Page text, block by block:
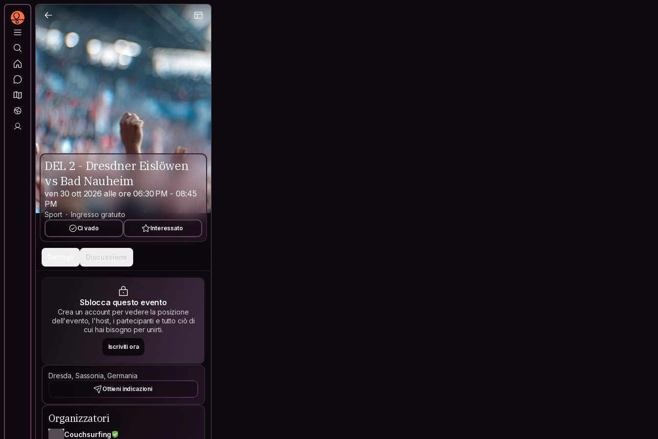
DEL 2 - Dresdner Eislöwen
vs Bad Nauheim
ven 30 ott 2026 alle ore 06:30 PM - 08:45
PM
Sport Ingresso gratuito
Ci vado Interessato
Discussione
Sblocca questo evento
Crea un account per vedere la posizione
dell'evento, l'host, i partecipanti e tutto ciò di
cui hai bisogno per unirti.
Iscriviti ora
Dresda, Sassonia, Germania
Ottieni indicazioni
Organizzatori
Couchsurfing